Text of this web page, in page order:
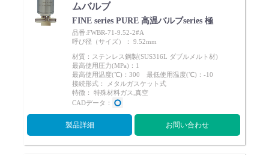
ムバルブ
FINE series PURE 高温バルブseries 極
品番:FWBR-71-9.52-2#A
呼び径（サイズ）： 9.52mm
材質：ステンレス鋼製(SUS316L ダブルメルト材)
最高使用圧力(MPa)：1
最高使用温度(℃)：300 最低使用温度(℃)：-10
接続形式： メタルガスケット式
特徴： 特殊材料ガス,真空
CADデータ：
製品詳細 お問い合わせ